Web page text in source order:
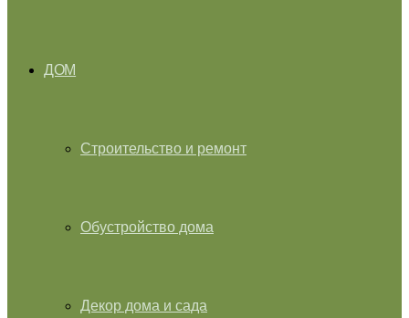
ДОМ
Строительство и ремонт
Обустройство дома
Декор дома и сада